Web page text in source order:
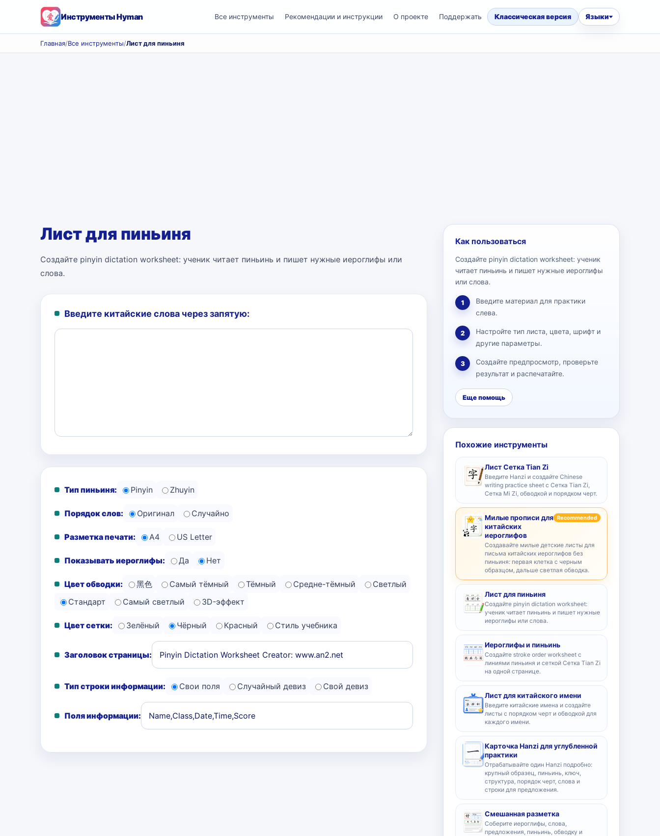
Инструменты Hyman Все инструменты Рекомендации и инструкции О проекте Поддержать Классическая версия Языки
Главная/Все инструменты/Лист для пиньиня
Лист для пиньиня
Создайте pinyin dictation worksheet: ученик читает пиньинь и пишет нужные иероглифы или
слова.
Введите китайские слова через запятую:
Тип пиньиня: Pinyin Zhuyin
Порядок слов: Оригинал Случайно
Разметка печати: A4 US Letter
Показывать иероглифы: Да Нет
Цвет обводки: 黑色 Самый тёмный Тёмный Средне-тёмный
Светлый
Стандарт
Самый светлый 3D-эффект
Цвет сетки: Зелёный Чёрный Красный Стиль учебника
Заголовок страницы:
Тип строки информации: Свои поля Случайный девиз Свой девиз
Поля информации:
Как пользоваться
Создайте pinyin dictation worksheet: ученик
читает пиньинь и пишет нужные иероглифы
или слова.
1
Введите материал для практики
слева.
2
Настройте тип листа, цвета, шрифт и
другие параметры.
3
Создайте предпросмотр, проверьте
результат и распечатайте.
Еще помощь
Похожие инструменты
Лист Сетка Tian Zi
Введите Hanzi и создайте Chinese
writing practice sheet с Сетка Tian Zi,
Сетка Mi Zi, обводкой и порядком черт.
Милые прописи для
китайских
иероглифов
Recommended
Создавайте милые детские листы для
письма китайских иероглифов без
пиньиня: первая клетка с черным
образцом, дальше светлая обводка.
Лист для пиньиня
Создайте pinyin dictation worksheet:
ученик читает пиньинь и пишет нужные
иероглифы или слова.
Иероглифы и пиньинь
Создайте stroke order worksheet с
линиями пиньиня и сеткой Сетка Tian Zi
на одной странице.
Лист для китайского имени
Введите китайские имена и создайте
листы с порядком черт и обводкой для
каждого имени.
Карточка Hanzi для углубленной
практики
Отрабатывайте один Hanzi подробно:
крупный образец, пиньинь, ключ,
структура, порядок черт, слова и
строки для предложения.
Смешанная разметка
Соберите иероглифы, слова,
предложения, пиньинь, обводку и